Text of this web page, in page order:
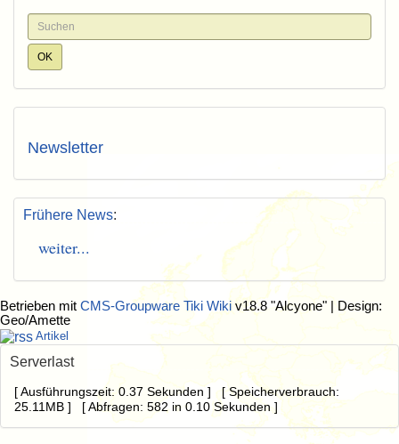
Newsletter
Frühere News:
weiter...
Betrieben mit CMS-Groupware Tiki Wiki v18.8 "Alcyone" | Design:
Geo/Amette
Artikel
Serverlast
[ Ausführungszeit: 0.37 Sekunden ] [ Speicherverbrauch:
25.11MB ] [ Abfragen: 582 in 0.10 Sekunden ]